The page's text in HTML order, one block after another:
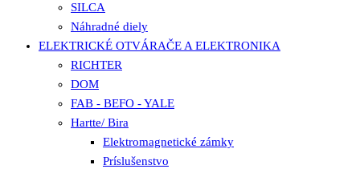
SILCA
Náhradné diely
ELEKTRICKÉ OTVÁRAČE A ELEKTRONIKA
RICHTER
DOM
FAB - BEFO - YALE
Hartte/ Bira
Elektromagnetické zámky
Príslušenstvo